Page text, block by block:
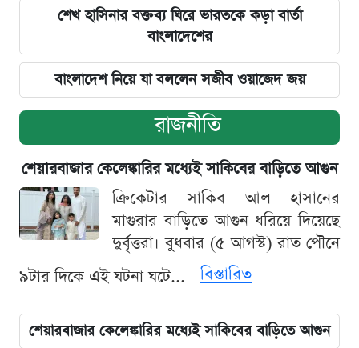
শেখ হাসিনার বক্তব্য ঘিরে ভারতকে কড়া বার্তা
বাংলাদেশের
বাংলাদেশ নিয়ে যা বললেন সজীব ওয়াজেদ জয়
রাজনীতি
শেয়ারবাজার কেলেঙ্কারির মধ্যেই সাকিবের বাড়িতে আগুন
ক্রিকেটার সাকিব আল হাসানের
মাগুরার বাড়িতে আগুন ধরিয়ে দিয়েছে
দুর্বৃত্তরা। বুধবার (৫ আগস্ট) রাত পৌনে
৯টার দিকে এই ঘটনা ঘটে...
বিস্তারিত
শেয়ারবাজার কেলেঙ্কারির মধ্যেই সাকিবের বাড়িতে আগুন